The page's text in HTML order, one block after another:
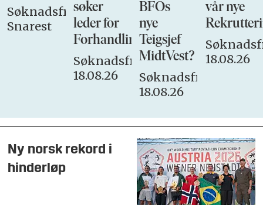
Søknadsfrist:
Snarest
søker
leder for
Forhandlingsutvalget
Søknadsfrist:
18.08.26
BFOs
nye
Teigsjef
MidtVest?
Søknadsfrist:
18.08.26
vår nye
18.08.26
Ny norsk rekord i
hinderløp